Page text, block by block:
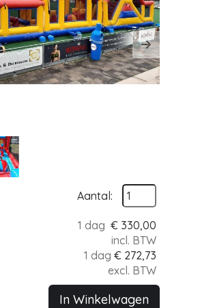
Next
Aantal:
1 dag € 330,00
incl. BTW
1 dag € 272,73
excl. BTW
In Winkelwagen